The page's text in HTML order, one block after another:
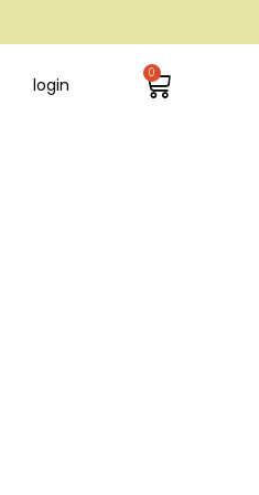
login
0